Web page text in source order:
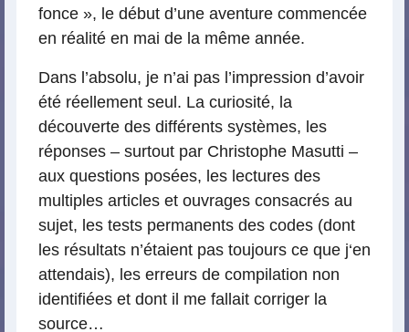
fonce », le début d’une aventure commencée
en réalité en mai de la même année.
Dans l’absolu, je n’ai pas l’impression d’avoir
été réellement seul. La curiosité, la
découverte des différents systèmes, les
réponses – surtout par Christophe Masutti –
aux questions posées, les lectures des
multiples articles et ouvrages consacrés au
sujet, les tests permanents des codes (dont
les résultats n’étaient pas toujours ce que j‘en
attendais), les erreurs de compilation non
identifiées et dont il me fallait corriger la
source…